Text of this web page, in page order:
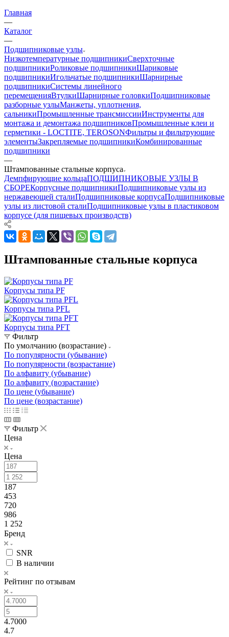
Главная
—
Каталог
—
Подшипниковые узлы
Низкотемпературные подшипникиСверхточные
подшипникиРоликовые подшипникиШариковые
подшипникиИгольчатые подшипникиШарнирные
подшипникиСистемы линейного
перемещенияВтулкиШарнирные головкиПодшипниковые
разборные узлыМанжеты, уплотнения,
сальникиПромышленные трансмиссииИнструменты для
монтажа и демонтажа подшипниковПромышленные клеи и
герметики - LOCTITE, TEROSONФильтры и фильтрующие
элементыЗакрепляемые подшипникиКомбинированные
подшипники
—
Штампованные стальные корпуса
Демпфирующие кольцаПОДШИПНИКОВЫЕ УЗЛЫ В
СБОРЕКорпусные подшипникиПодшипниковые узлы из
нержавеющей сталиПодшипниковые корпусаПодшипниковые
узлы из листовой сталиПодшипниковые узлы в пластиковом
корпусе (для пищевых производств)
Штампованные стальные корпуса
Корпусы типа PF
Корпусы типа PFL
Корпусы типа PFT
Фильтр
По умолчанию (возрастание)
По популярности (убывание)
По популярности (возрастание)
По алфавиту (убывание)
По алфавиту (возрастание)
По цене (убывание)
По цене (возрастание)
Фильтр
Цена
Цена
187
453
720
986
1 252
Бренд
SNR
В наличии
Рейтинг по отзывам
4.7000
4.7